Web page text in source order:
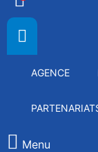
AGENCE
Menu